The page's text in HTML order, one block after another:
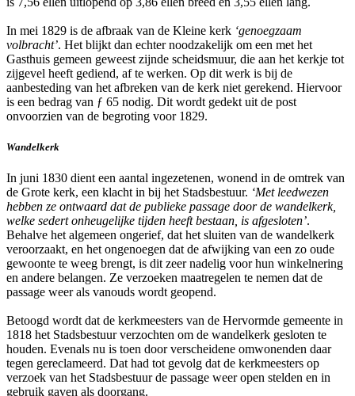
In mei 1829 is de afbraak van de Kleine kerk ‘genoegzaam
volbracht’. Het blijkt dan echter noodzakelijk om een met het
Gasthuis gemeen geweest zijnde scheidsmuur, die aan het kerkje tot
zijgevel heeft gediend, af te werken. Op dit werk is bij de
aanbesteding van het afbreken van de kerk niet gerekend. Hiervoor
is een bedrag van ƒ 65 nodig. Dit wordt gedekt uit de post
onvoorzien van de begroting voor 1829.
Wandelkerk
In juni 1830 dient een aantal ingezetenen, wonend in de omtrek van
de Grote kerk, een klacht in bij het Stadsbestuur. ‘Met leedwezen
hebben ze ontwaard dat de publieke passage door de wandelkerk,
welke sedert onheugelijke tijden heeft bestaan, is afgesloten’.
Behalve het algemeen ongerief, dat het sluiten van de wandelkerk
veroorzaakt, en het ongenoegen dat de afwijking van een zo oude
gewoonte te weeg brengt, is dit zeer nadelig voor hun winkelnering
en andere belangen. Ze verzoeken maatregelen te nemen dat de
passage weer als vanouds wordt geopend.
Betoogd wordt dat de kerkmeesters van de Hervormde gemeente in
1818 het Stadsbestuur verzochten om de wandelkerk gesloten te
houden. Evenals nu is toen door verscheidene omwonenden daar
tegen gereclameerd. Dat had tot gevolg dat de kerkmeesters op
verzoek van het Stadsbestuur de passage weer open stelden en in
gebruik gaven als doorgang.